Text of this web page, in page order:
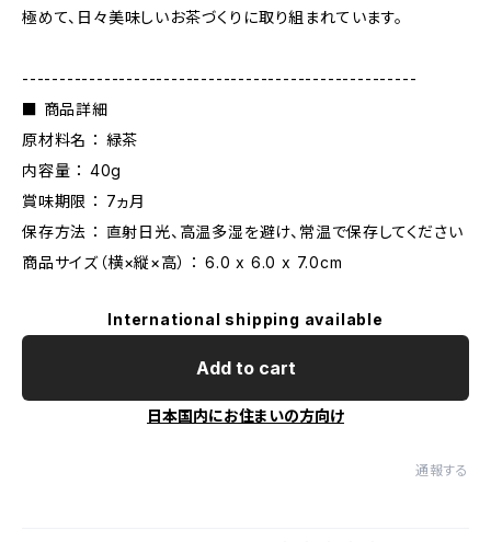
極めて、日々美味しいお茶づくりに取り組まれています。
-----------------------------------------------------
■ 商品詳細
原材料名 ： 緑茶
内容量 ： 40g
賞味期限 ： 7ヵ月
保存方法 ： 直射日光、高温多湿を避け、常温で保存してください
商品サイズ（横×縦×高） ： 6.0 x 6.0 x 7.0cm
International shipping available
Add to cart
日本国内にお住まいの方向け
通報する